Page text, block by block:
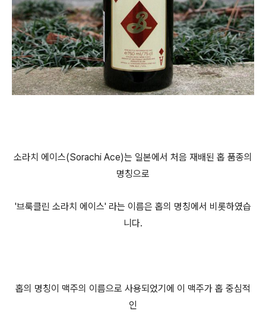
소라치 에이스(Sorachi Ace)는 일본에서 처음 재배된 홉 품종의
명칭으로
'브룩클린 소라치 에이스' 라는 이름은 홉의 명칭에서 비롯하였습
니다.
홉의 명칭이 맥주의 이름으로 사용되었기에 이 맥주가 홉 중심적
인